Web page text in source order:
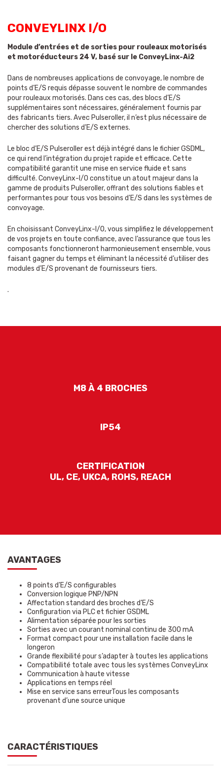
CONVEYLINX I/O
Module d’entrées et de sorties pour rouleaux motorisés
et motoréducteurs 24 V, basé sur le ConveyLinx-Ai2
Dans de nombreuses applications de convoyage, le nombre de
points d’E/S requis dépasse souvent le nombre de commandes
pour rouleaux motorisés. Dans ces cas, des blocs d’E/S
supplémentaires sont nécessaires, généralement fournis par
des fabricants tiers. Avec Pulseroller, il n’est plus nécessaire de
chercher des solutions d’E/S externes.
Le bloc d’E/S Pulseroller est déjà intégré dans le fichier GSDML,
ce qui rend l’intégration du projet rapide et efficace. Cette
compatibilité garantit une mise en service fluide et sans
difficulté. ConveyLinx-I/O constitue un atout majeur dans la
gamme de produits Pulseroller, offrant des solutions fiables et
performantes pour tous vos besoins d’E/S dans les systèmes de
convoyage.
En choisissant ConveyLinx-I/O, vous simplifiez le développement
de vos projets en toute confiance, avec l’assurance que tous les
composants fonctionneront harmonieusement ensemble, vous
faisant gagner du temps et éliminant la nécessité d’utiliser des
modules d’E/S provenant de fournisseurs tiers.
.
M8 À 4 BROCHES
IP54
CERTIFICATION
UL, CE, UKCA, ROHS, REACH
AVANTAGES
8 points d’E/S configurables
Conversion logique PNP/NPN
Affectation standard des broches d’E/S
Configuration via PLC et fichier GSDML
Alimentation séparée pour les sorties
Sorties avec un courant nominal continu de 300 mA
Format compact pour une installation facile dans le
longeron
Grande flexibilité pour s’adapter à toutes les applications
Compatibilité totale avec tous les systèmes ConveyLinx
Communication à haute vitesse
Applications en temps réel
Mise en service sans erreurTous les composants
provenant d’une source unique
CARACTÉRISTIQUES